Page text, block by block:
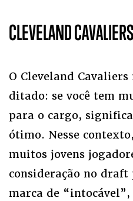
CLEVELAND
O Cleveland
ditado: se você tem
para o cargo,
ótimo. Nesse
muitos jovens
consideração no
marca de